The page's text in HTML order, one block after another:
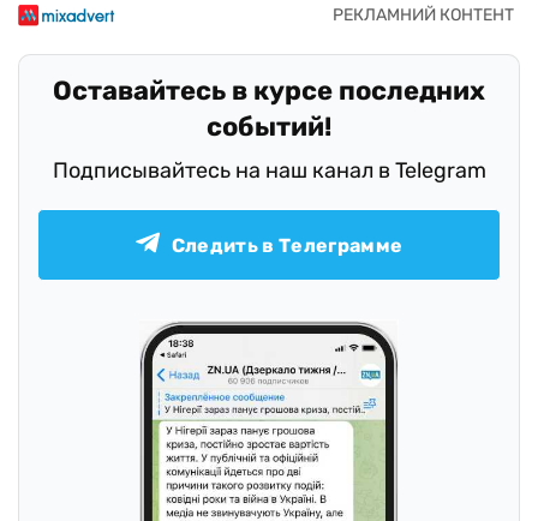
Оставайтесь в курсе последних
событий!
Подписывайтесь на наш канал в Telegram
Следить в Телеграмме